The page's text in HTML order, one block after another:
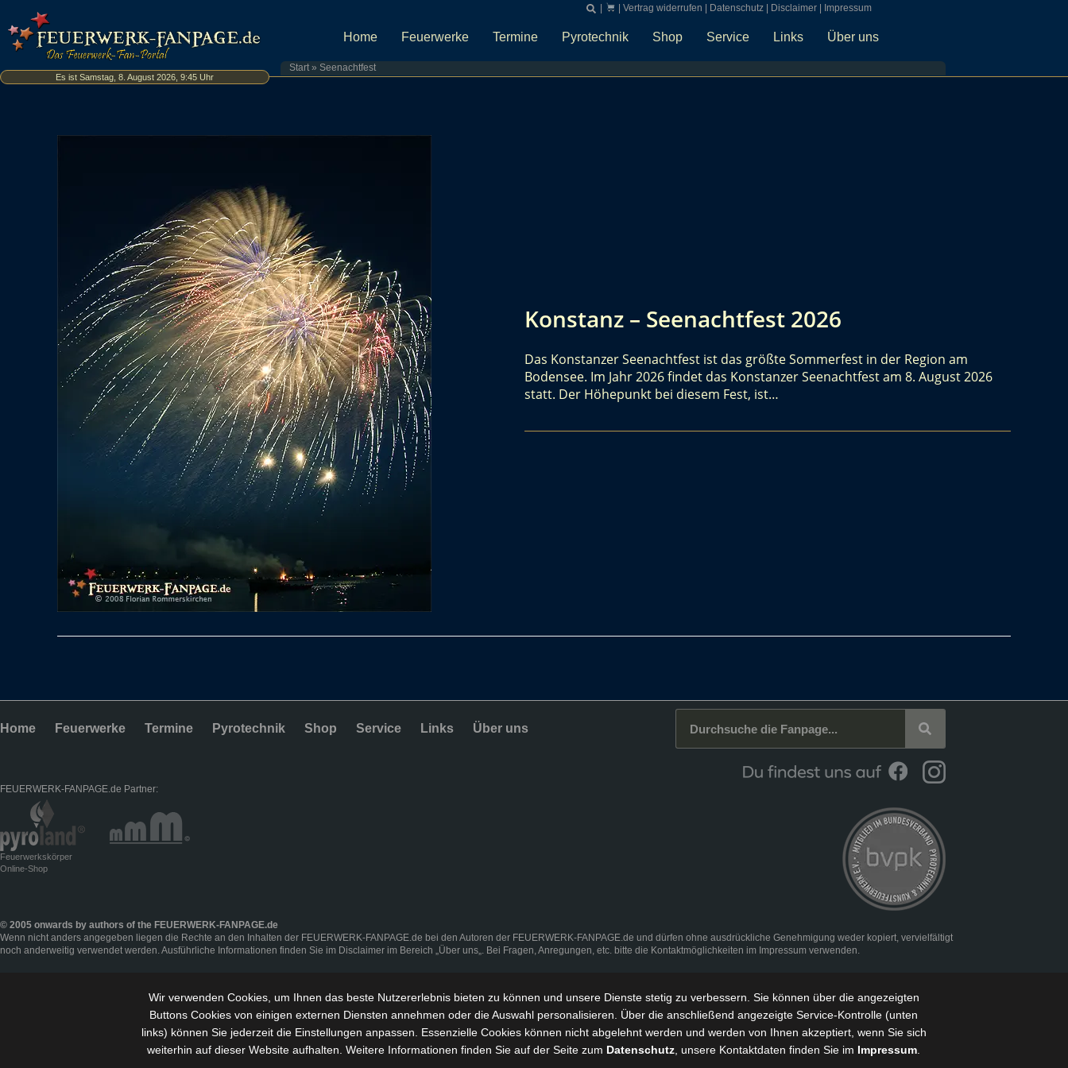
Es ist Samstag, 8. August 2026, 9:45 Uhr
Vertrag widerrufen Datenschutz| Disclaimer| Impressum
Home Feuerwerke Termine Pyrotechnik Shop Service Links Über uns
Start» Seenachtfest
Konstanz – Seenachtfest 2026
Das Konstanzer Seenachtfest ist das größte Sommerfest in der Region am
Bodensee. Im Jahr 2026 findet das Konstanzer Seenachtfest am 8. August 2026
statt. Der Höhepunkt bei diesem Fest, ist…
Home Feuerwerke Termine Pyrotechnik Shop Service Links Über uns
FEUERWERK-FANPAGE.de Partner:
Feuerwerkskörper
Online-Shop
© 2005 onwards by authors of the FEUERWERK-FANPAGE.de
Wenn nicht anders angegeben liegen die Rechte an den Inhalten der FEUERWERK-FANPAGE.de bei den Autoren der FEUERWERK-FANPAGE.de und dürfen ohne ausdrückliche Genehmigung weder kopiert, vervielfältigt
noch anderweitig verwendet werden. Ausführliche Informationen finden Sie im Disclaimer im Bereich „Über uns„. Bei Fragen, Anregungen, etc. bitte die Kontaktmöglichkeiten im Impressum verwenden.
Wir verwenden Cookies, um Ihnen das beste Nutzererlebnis bieten zu können und unsere Dienste stetig zu verbessern . Sie können über die angezeigten
Buttons Cookies von einigen externen Diensten annehmen oder die Auswahl personalisieren. Über die anschließend angezeigte Service-Kontrolle (unten
links) können Sie jederzeit die Einstellungen anpassen. Essenzielle Cookies können nicht abgelehnt werden und werden von Ihnen akzeptiert, wenn Sie sich
weiterhin auf dieser Website aufhalten. Weitere Informationen finden Sie auf der Seite zum Datenschutz , unsere Kontaktdaten finden Sie im Impressum